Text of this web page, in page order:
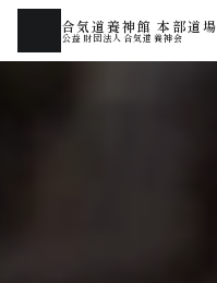
合気道養神館 本部道場
公益財団法人合気道養神会